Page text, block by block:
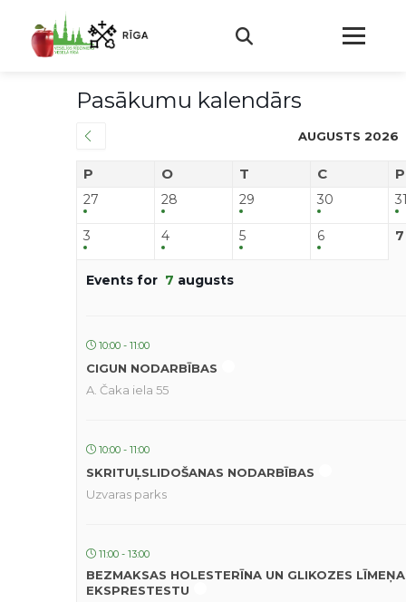
Pasākumu kalendārs
AUGUSTS 2026
P O T C
27 28 29 30
3 4 5 6 7
Events for 7 augusts
10:00 - 11:00
CIGUN NODARBĪBAS
A. Čaka iela 55
10:00 - 11:00
SKRITUĻSLIDOŠANAS NODARBĪBAS
Uzvaras parks
11:00 - 13:00
BEZMAKSAS HOLESTERĪNA UN GLIKOZES
EKSPRESTESTU